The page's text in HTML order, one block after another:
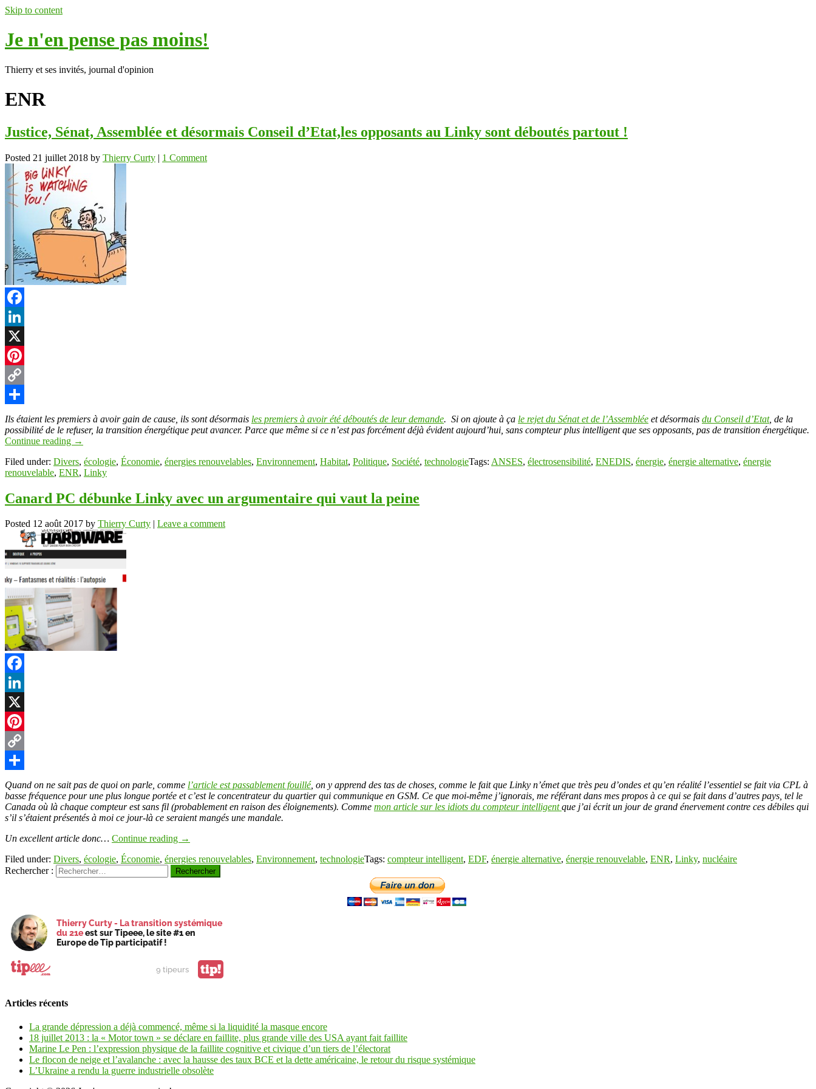
Skip to content
Je n'en pense pas moins!
Thierry et ses invités, journal d'opinion
ENR
Justice, Sénat, Assemblée et désormais Conseil d’Etat,les opposants au Linky sont déboutés partout !
Posted 21 juillet 2018 by Thierry Curty | 1 Comment
Facebook
LinkedIn
X
Pinterest
Copy
Link
Partager
Ils étaient les premiers à avoir gain de cause, ils sont désormais les premiers à avoir été déboutés de leur demande. Si on ajoute à ça le rejet du Sénat et de l’Assemblée et désormais du Conseil d’Etat, de la
possibilité de le refuser, la transition énergétique peut avancer. Parce que même si ce n’est pas forcément déjà évident aujourd’hui, sans compteur plus intelligent que ses opposants, pas de transition énergétique.
Continue reading →
Filed under: Divers, écologie, Économie, énergies renouvelables, Environnement, Habitat, Politique, Société, technologieTags: ANSES, électrosensibilité, ENEDIS, énergie, énergie alternative, énergie
renouvelable, ENR, Linky
Canard PC débunke Linky avec un argumentaire qui vaut la peine
Posted 12 août 2017 by Thierry Curty Leave a comment
Facebook
LinkedIn
X
Pinterest
Copy
Link
Partager
Quand on ne sait pas de quoi on parle, comme l’article est passablement fouillé, on y apprend des tas de choses, comme le fait que Linky n’émet que très peu d’ondes et qu’en réalité l’essentiel se fait via CPL à
basse fréquence pour une plus longue portée et c’est le concentrateur du quartier qui communique en GSM. Ce que moi-même j’ignorais, me référant dans mes propos à ce qui se fait dans d’autres pays, tel le
Canada où là chaque compteur est sans fil (probablement en raison des éloignements). Comme mon article sur les idiots du compteur intelligentque j’ai écrit un jour de grand énervement contre ces débiles qui
s’il s’étaient présentés à moi ce jour-là ce seraient mangés une mandale.
Un excellent article donc… Continue reading →
Filed under: Divers, écologie, Économie, énergies renouvelables, Environnement, technologieTags: compteur intelligent, EDF, énergie alternative, énergie renouvelable, ENR, Linky, nucléaire
Rechercher :
Thierry Curty - La transition systémique
du 21eest sur Tipeee, le site #1 en
Europe de Tip participatif !
9 tipeurs tip!
Articles récents
La grande dépression a déjà commencé, même si la liquidité la masque encore
18 juillet 2013 : la « Motor town » se déclare en faillite, plus grande ville des USA ayant fait faillite
Marine Le Pen : l’expression physique de la faillite cognitive et civique d’un tiers de l’électorat
Le flocon de neige et l’avalanche : avec la hausse des taux BCE et la dette américaine, le retour du risque systémique
L’Ukraine a rendu la guerre industrielle obsolète